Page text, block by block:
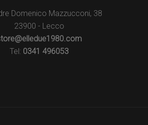
Domenico Mazzucconi, 38
23900 - Lecco
Tel: 0341 496053